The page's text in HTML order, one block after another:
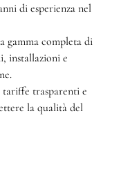
di esperienza nel
gamma completa di
installazioni e
trasparenti e
la qualità del